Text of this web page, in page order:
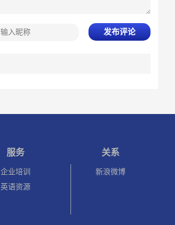
发布评论
服务
企业培训
英语资源
关系
新浪微博